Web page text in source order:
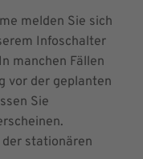
melden Sie sich
Infoschalter
manchen Fällen
vor der geplanten
Sie
der stationären